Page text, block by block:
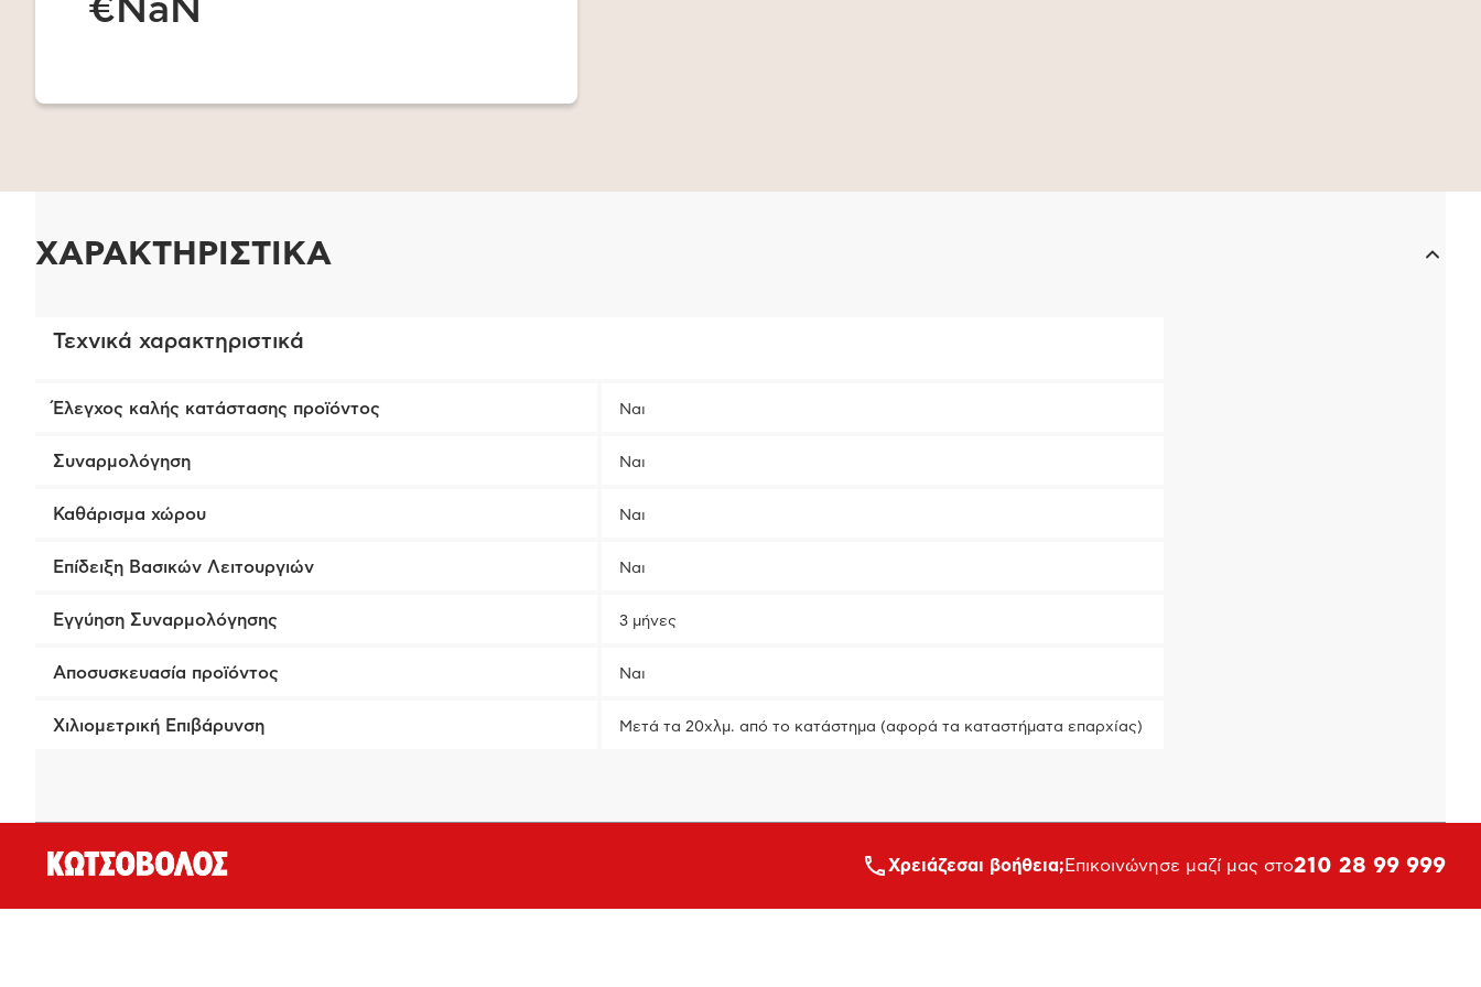
€NaN
ΧΑΡΑΚΤΗΡΙΣΤΙΚΑ
Τεχνικά χαρακτηριστικά
Έλεγχος καλής κατάστασης προϊόντος Ναι
Συναρμολόγηση Ναι
Καθάρισμα χώρου Ναι
Επίδειξη Βασικών Λειτουργιών Ναι
Εγγύηση Συναρμολόγησης 3 μήνες
Αποσυσκευασία προϊόντος Ναι
Χιλιομετρική Επιβάρυνση Μετά τα 20χλμ. από το κατάστημα (αφορά τα καταστήματα επαρχίας)
Xρειάζεσαι βοήθεια; Επικοινώνησε μαζί μας στο210 28 99 999